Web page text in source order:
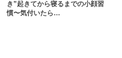
き”起きてから寝るまでの小顔習
慣〜気付いたら…